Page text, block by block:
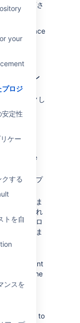
your
プロジ
安定性
ケー
する
トを自
ンスを
ための
許可さ
or space
ェクト リン
] をクリックし
Project
to create
を含むアプ
す。
しま
トが表示され
べてのプロ
されていま
if you want
link from the
to